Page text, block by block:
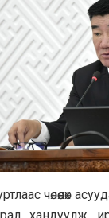
чөлөөлөх
хандуулж